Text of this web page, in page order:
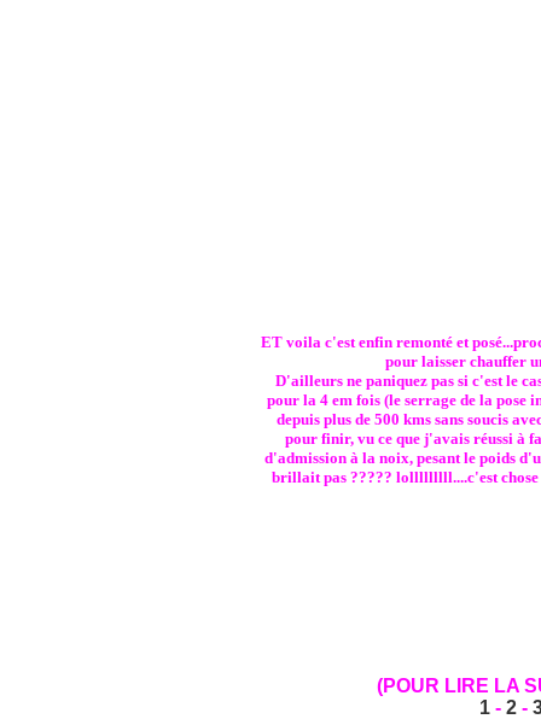
ET voila c'est enfin remonté et
pour laisser chauffer
D'ailleurs ne paniquez pas si c'est le
pour la 4 em fois (le serrage de la pose
depuis plus de 500 kms sans soucis
pour finir, vu ce que j'avais réussi à
d'admission à la noix, pesant le poids
brillait pas ????? lolllllllll....c'est chose
(POUR LIRE LA
1 -2 -